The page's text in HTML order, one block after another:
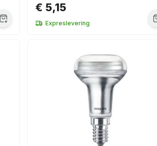
€ 5,15
Expreslevering